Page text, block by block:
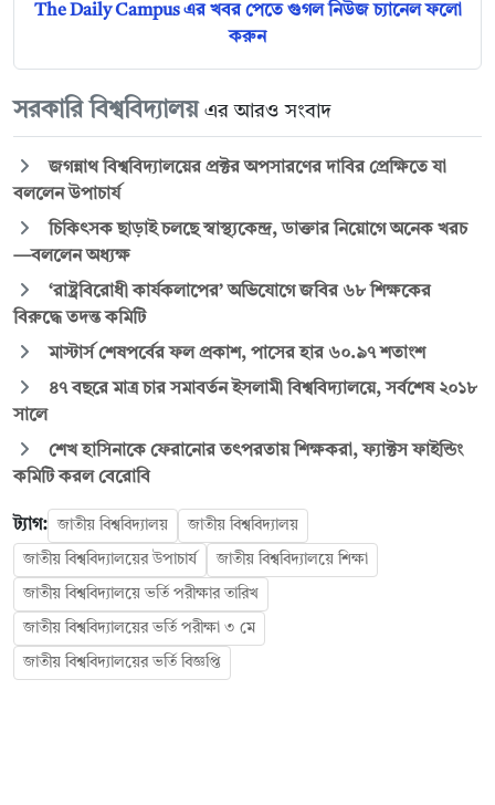
The Daily Campus এর খবর পেতে গুগল নিউজ চ্যানেল ফলো
করুন
সরকারি বিশ্ববিদ্যালয় এর আরও সংবাদ
জগন্নাথ বিশ্ববিদ্যালয়ের প্রক্টর অপসারণের দাবির প্রেক্ষিতে যা
বললেন উপাচার্য
চিকিৎসক ছাড়াই চলছে স্বাস্থ্যকেন্দ্র, ডাক্তার নিয়োগে অনেক খরচ
—বললেন অধ্যক্ষ
‘রাষ্ট্রবিরোধী কার্যকলাপের’ অভিযোগে জবির ৬৮ শিক্ষকের
বিরুদ্ধে তদন্ত কমিটি
মাস্টার্স শেষপর্বের ফল প্রকাশ, পাসের হার ৬০.৯৭ শতাংশ
৪৭ বছরে মাত্র চার সমাবর্তন ইসলামী বিশ্ববিদ্যালয়ে, সর্বশেষ ২০১৮
সালে
শেখ হাসিনাকে ফেরানোর তৎপরতায় শিক্ষকরা, ফ্যাক্টস ফাইন্ডিং
কমিটি করল বেরোবি
ট্যাগ: জাতীয় বিশ্ববিদ্যালয় জাতীয় বিশ্ববিদ্যালয়
জাতীয় বিশ্ববিদ্যালয়ের উপাচার্য জাতীয় বিশ্ববিদ্যালয়ে শিক্ষা
জাতীয় বিশ্ববিদ্যালয়ে ভর্তি পরীক্ষার তারিখ
জাতীয় বিশ্ববিদ্যালয়ের ভর্তি পরীক্ষা ৩ মে
জাতীয় বিশ্ববিদ্যালয়ের ভর্তি বিজ্ঞপ্তি